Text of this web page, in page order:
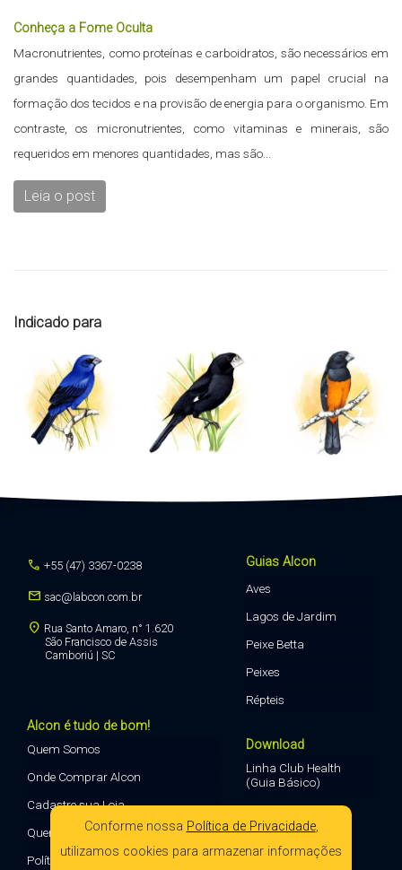
Conheça a Fome Oculta
Macronutrientes, como proteínas e carboidratos, são necessários em
grandes quantidades, pois desempenham um papel crucial na
formação dos tecidos e na provisão de energia para o organismo. Em
contraste, os micronutrientes, como vitaminas e minerais, são
requeridos em menores quantidades, mas são...
Leia o post
Indicado para
Conforme nossa Política de Privacidade,
utilizamos cookies para armazenar informações
call +55 (47) 3367-0238
mail sac@labcon.com.br
location_on Rua Santo Amaro, n° 1.620
São Francisco de Assis
Camboriú | SC
Alcon é tudo de bom!
Quem Somos
Onde Comprar Alcon
Cadastre sua Loja
Quero Vender Alcon
Política de Privacidade
Guias Alcon
Aves
Lagos de Jardim
Peixe Betta
Peixes
Répteis
Download
Linha Club Health
(Guia Básico)